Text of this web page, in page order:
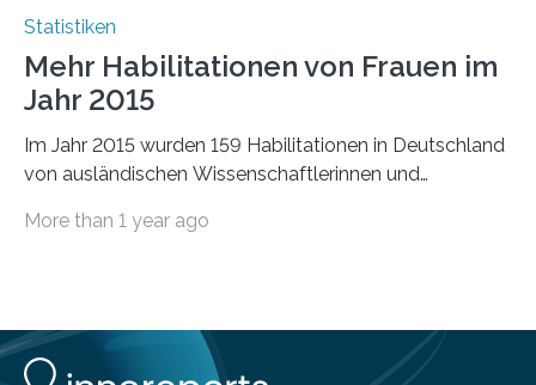
Statistiken
Mehr Habilitationen von Frauen im
Jahr 2015
Im Jahr 2015 wurden 159 Habilitationen in Deutschland
von ausländischen Wissenschaftlerinnen und
More than 1 year ago